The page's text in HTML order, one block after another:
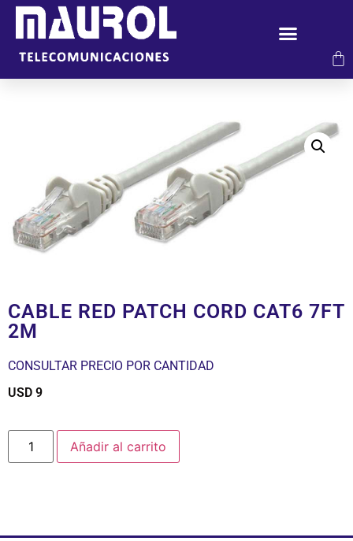
CABLE RED PATCH CORD CAT6 7FT
2M
CONSULTAR PRECIO POR CANTIDAD
USD 9
Añadir al carrito